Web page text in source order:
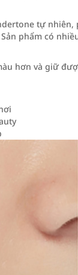
tự
phẩm có
hơn và giữ